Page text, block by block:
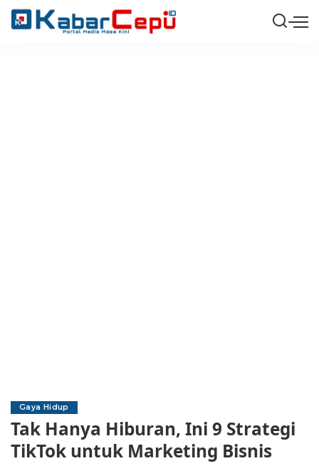
Gaya Hidup
Tak Hanya Hiburan, Ini 9 Strategi
TikTok untuk Marketing Bisnis